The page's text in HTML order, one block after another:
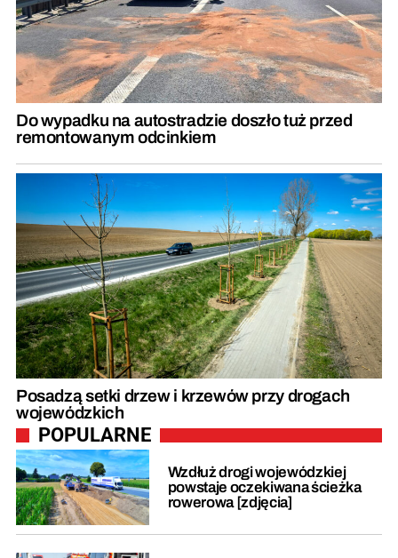
Do wypadku na autostradzie doszło tuż przed
remontowanym odcinkiem
Posadzą setki drzew i krzewów przy drogach
wojewódzkich
POPULARNE
Wzdłuż drogi wojewódzkiej
powstaje oczekiwana ścieżka
rowerowa [zdjęcia]